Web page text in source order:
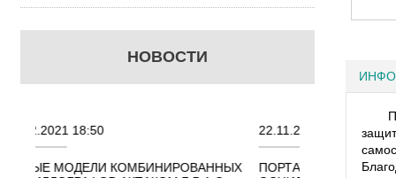
НОВОСТИ
22.11.2021 18:41
ПОРТАТИВНЫЕ КОМБИНИРОВАННЫЕ